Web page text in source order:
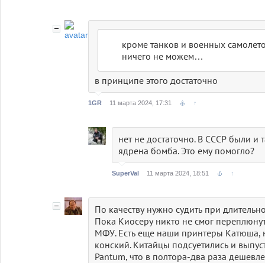
кроме танков и военных
ничего не можем…
в принципе этого достаточно
1GR 11 марта 2024, 17:31 ↑
нет не достаточно. В СССР были и
ядрена бомба. Это ему помогло?
SuperVal 11 марта 2024, 18:51 ↑
По качеству нужно судить при
Пока Киосеру никто не смог
МФУ. Есть еще наши принтеры Катюша,
конский. Китайцы подсуетились и
Pantum, что в полтора-два раза